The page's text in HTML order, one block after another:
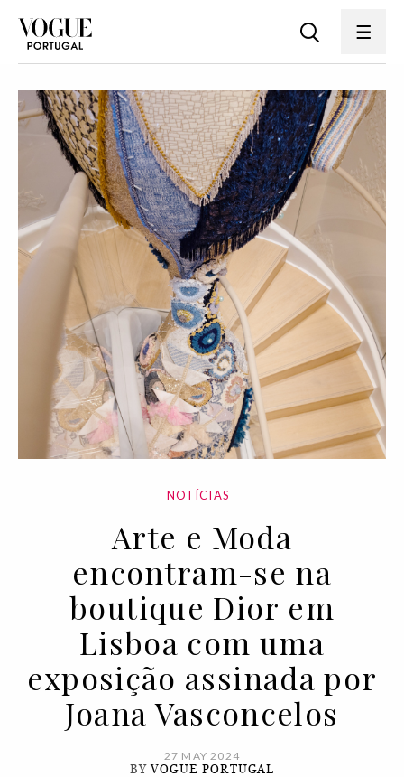
NOTÍCIAS
Arte e Moda
encontram-se na
boutique Dior em
Lisboa com uma
exposição assinada por
Joana Vasconcelos
27 MAY 2024
BYVOGUE PORTUGAL